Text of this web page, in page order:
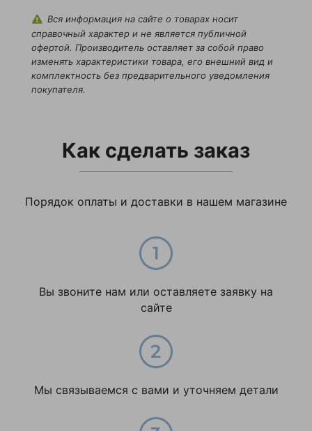
Вся информация на сайте о товарах носит
справочный характер и не является публичной
офертой. Производитель оставляет за собой право
изменять характеристики товара, его внешний вид и
комплектность без предварительного уведомления
покупателя.
Как сделать заказ
Порядок оплаты и доставки в нашем магазине
Вы звоните нам или оставляете заявку на
сайте
Мы связываемся с вами и уточняем детали